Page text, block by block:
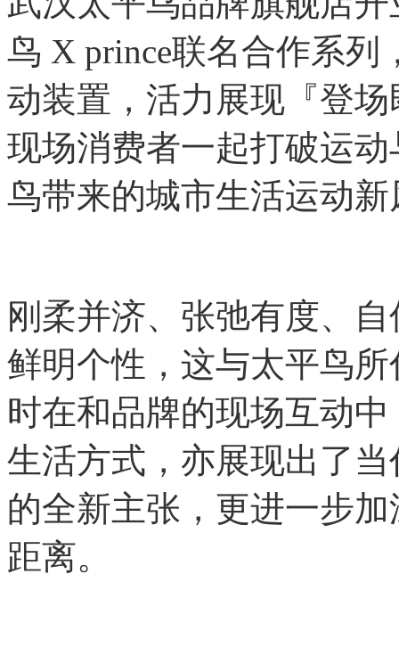
鸟 X prince联名合作系
动装置，活力展现『登
现场消费者一起打破运
鸟带来的城市生活运动新
刚柔并济、张弛有度、
鲜明个性，这与太平鸟
时在和品牌的现场互动
生活方式，亦展现出了
的全新主张，更进一步
距离。